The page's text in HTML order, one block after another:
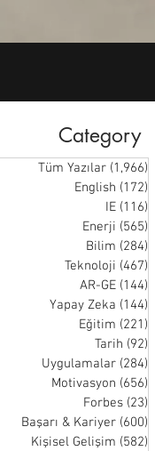
Category
Tüm Yazılar (1,966)
English (172)
IE (116)
Enerji (565)
Bilim (284)
Teknoloji (467)
AR-GE (144)
Yapay Zeka (144)
Eğitim (221)
Tarih (92)
Uygulamalar (284)
Motivasyon (656)
Forbes (23)
Başarı & Kariyer (600)
Kişisel Gelişim (582)